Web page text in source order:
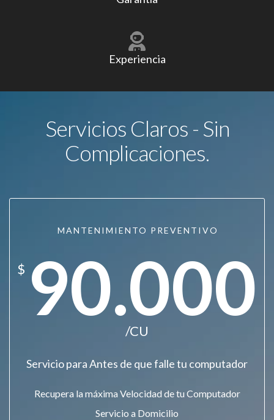
Experiencia
Servicios Claros - Sin
Complicaciones.
MANTENIMIENTO PREVENTIVO
$ 90.000
/CU
Servicio para Antes de que falle tu computador
Recupera la máxima Velocidad de tu Computador
Servicio a Domicilio